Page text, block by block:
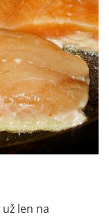
len na